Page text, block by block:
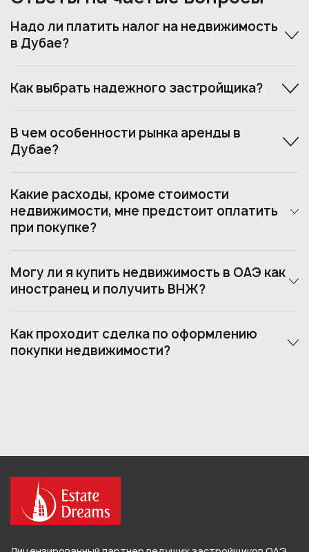
Надо ли платить налог на недвижимость
в Дубае?
Как выбрать надежного застройщика?
В чем особенности рынка аренды в
Дубае?
Какие расходы, кроме стоимости
недвижимости, мне предстоит оплатить
при покупке?
Могу ли я купить недвижимость в ОАЭ как
иностранец и получить ВНЖ?
Как проходит сделка по оформлению
покупки недвижимости?